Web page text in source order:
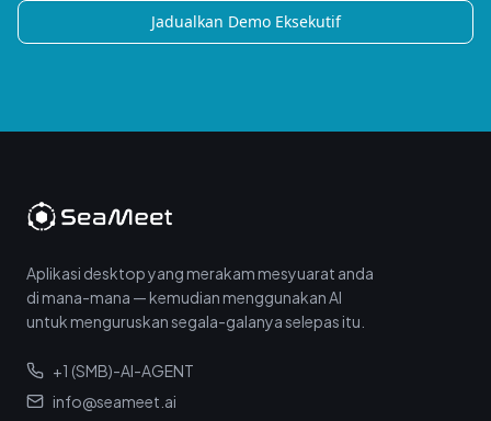
Jadualkan Demo Eksekutif
Aplikasi desktop yang merakam mesyuarat anda
di mana-mana — kemudian menggunakan AI
untuk menguruskan segala-galanya selepas itu.
+1 (SMB)-AI-AGENT
info@seameet.ai